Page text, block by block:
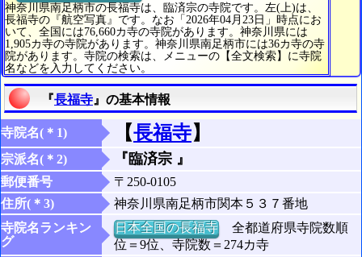
神奈川県南足柄市の長福寺は、臨済宗の寺院です。左(上)は、
長福寺の『航空写真』です。なお「2026年04月23日」時点にお
いて、全国には76,660カ寺の寺院があります。神奈川県には
1,905カ寺の寺院があります。神奈川県南足柄市には36カ寺の寺
院があります。寺院の検索は、メニューの【全文検索】に寺院
名などを入力してください。
『長福寺 』の基本情報
寺院名(＊1) 【長福寺】
宗派名(＊2) 『臨済宗 』
郵便番号
〒250-0105
住所(＊3)
神奈川県南足柄市関本５３７番地
寺院名ランキン
グ
日本全国の長福寺全都道府県寺院数順
位＝9位、寺院数＝274カ寺